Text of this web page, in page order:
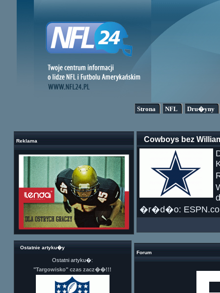
Strona NFL Dru�yny
Reklama
Ostatnie artyku�y
Ostatni artyku�:
"Targowisko" czas zacz��!!!
Cowboys bez
�r�d�o:
Forum